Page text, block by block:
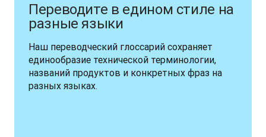
Переводите в едином стиле на
разные языки
Наш переводческий глоссарий сохраняет
единообразие технической терминологии,
названий продуктов и конкретных фраз на
разных языках.